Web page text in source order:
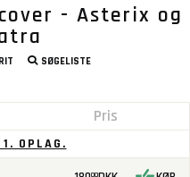
- Asterix og
SØGELISTE
Pris
OPLAG.
00